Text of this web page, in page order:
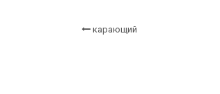
карающий